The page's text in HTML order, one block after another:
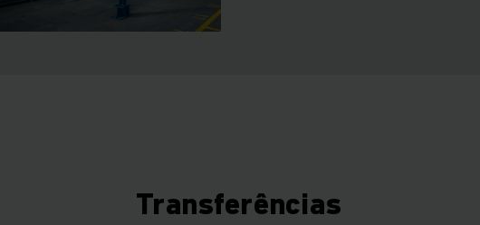
Transferências